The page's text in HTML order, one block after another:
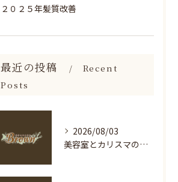
２０２５年髪質改善
最近の投稿
Recent
Posts
2026/08/03
美容室とカリスマの選び方を神奈川県海老名市足柄下郡箱根町で徹底解説